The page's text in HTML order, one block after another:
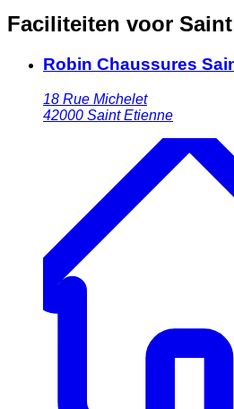
Faciliteiten voor
Robin Chaussures
18 Rue Michelet
42000 Saint Etienne